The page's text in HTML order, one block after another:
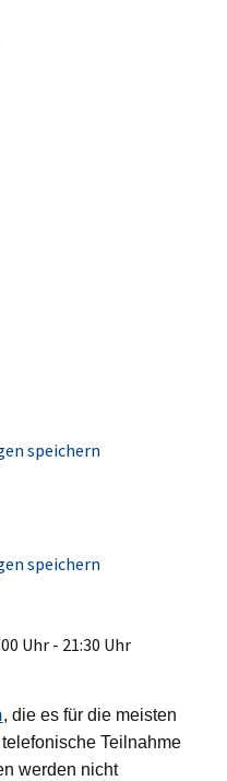
speichern
speichern
Uhr - 21:30 Uhr
, die es für die meisten
Teilnahme
werden nicht